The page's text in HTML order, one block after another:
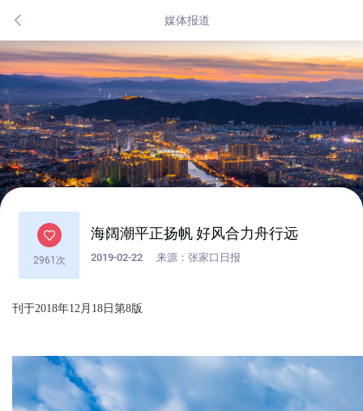
媒体报道
2961次
海阔潮平正扬帆 好风合力舟行远
2019-02-22 来源：张家口日报
刊于2018年12月18日第8版